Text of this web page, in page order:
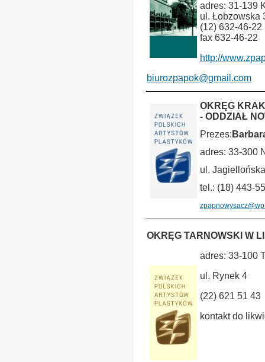
adres: 31-139
ul. Łobzowska
(12) 632-46-22
fax 632-46-22
http://
biurozpapok@gmail.com
OKRĘG
- ODDZIAŁ
Prezes:
adres: 33-300
ul.
tel.: (18) 443-
OKRĘG TARNOWSKI W
adres: 33-100
ul. Rynek 4
(22) 621 51 43
kontakt do